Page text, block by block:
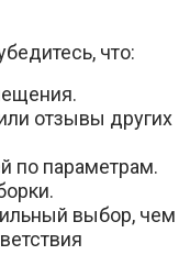
что:
отзывы других
по параметрам.
выбор, чем